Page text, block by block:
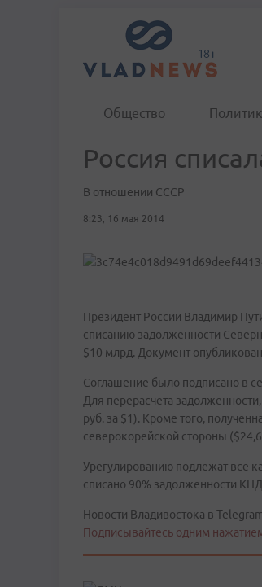
Общество
Россия
В отношении СССР
8:23, 16 мая 2014
Президент России Владимир
списанию задолженности
$10 млрд. Документ
Соглашение было подписано в
Для перерасчета
руб. за $1). Кроме того,
северокорейской стороны
Урегулированию подлежат все
списано 90% задолженности
Новости Владивостока в
Подписывайтесь одним